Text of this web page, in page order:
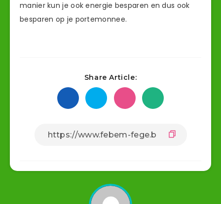
manier kun je ook energie besparen en dus ook
besparen op je portemonnee.
Share Article: